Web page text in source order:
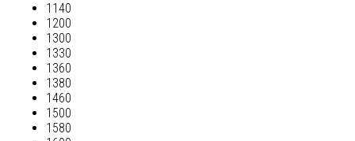
1140
1200
1300
1330
1360
1380
1460
1500
1580